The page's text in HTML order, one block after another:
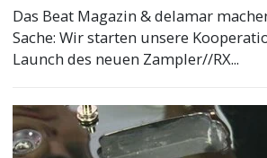
Das Beat Magazin & delamar
Sache: Wir starten unsere
Launch des neuen Zampler//RX...